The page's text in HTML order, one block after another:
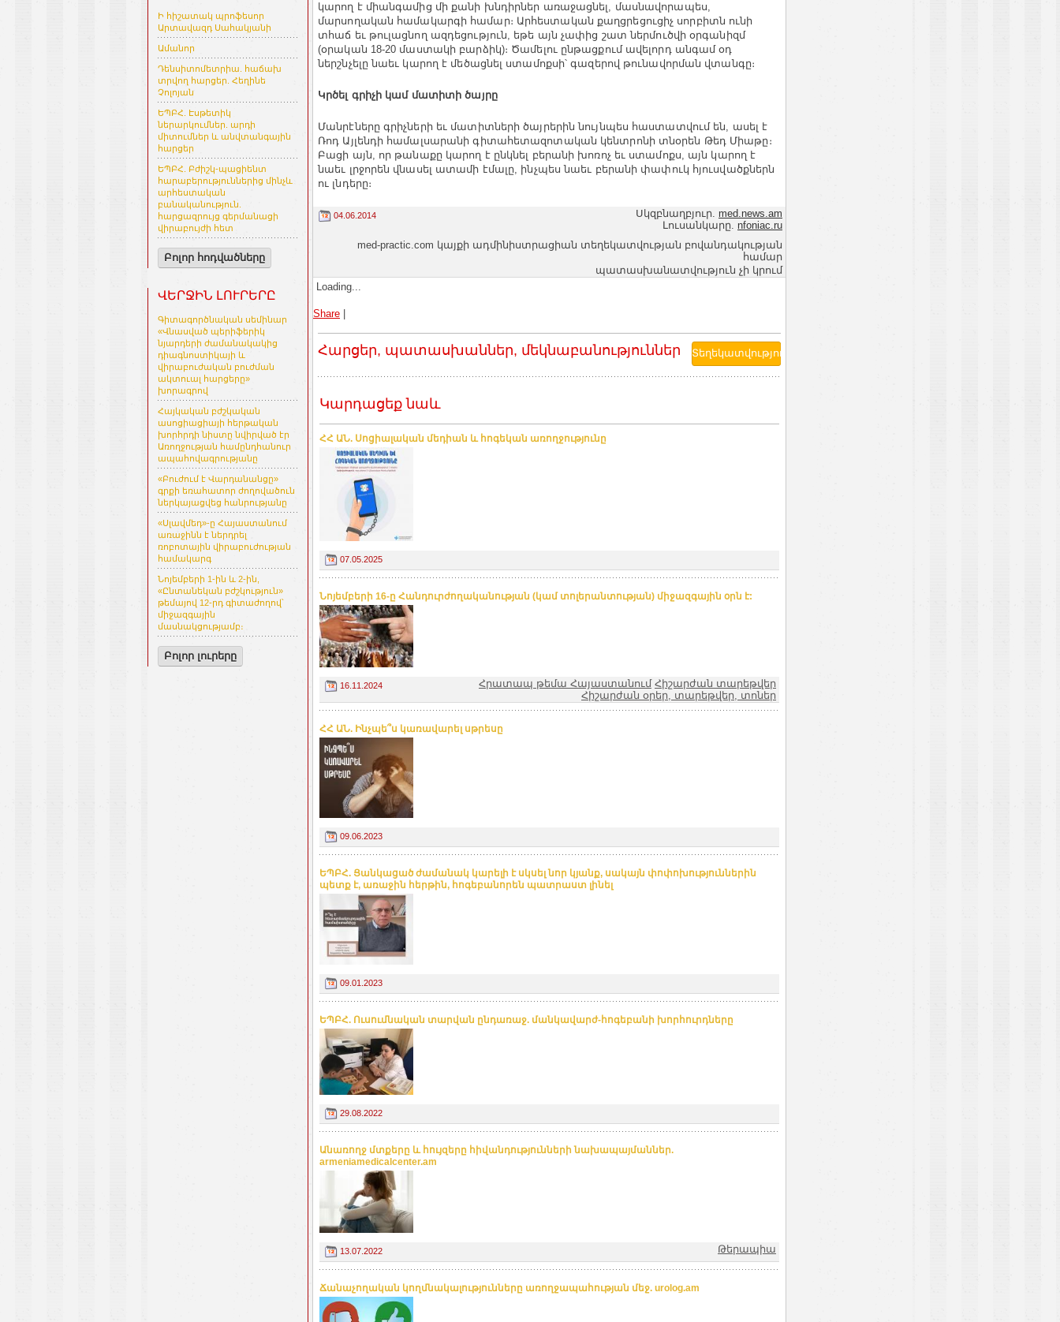
Ի հիշատակ պրոֆեսոր
Արտավազդ Սահակյանի
Ամանոր
Դենսիտոմետրիա. հաճախ
տրվող հարցեր. Հեղինե
Չոլոյան
ԵՊԲՀ. Էսթետիկ
ներարկումներ. արդի
միտումներ և անվտանգային
հարցեր
ԵՊԲՀ. Բժիշկ-պացիենտ
հարաբերություններից մինչև
արհեստական
բանականություն.
հարցազրույց գերմանացի
վիրաբույժի հետ
Բոլոր հոդվածները
ՎԵՐՋԻՆ ԼՈՒՐԵՐԸ
Գիտագործնական սեմինար
«Վնասված պերիֆերիկ
նյարդերի ժամանակակից
դիագնոստիկայի և
վիրաբուժական բուժման
ակտուալ հարցերը»
խորագրով
Հայկական բժշկական
ասոցիացիայի հերթական
խորհրդի նիստը նվիրված էր
Առողջության համընդհանուր
ապահովագրությանը
«Բուժում է Վարդանանցը»
գրքի եռահատոր ժողովածուն
ներկայացվեց հանրությանը
«Սլավմեդ»-ը Հայաստանում
առաջինն է ներդրել
ռոբոտային վիրաբուժության
համակարգ
Նոյեմբերի 1-ին և 2-ին,
«Ընտանեկան բժշկություն»
թեմայով 12-րդ գիտաժողով՝
միջազգային
մասնակցությամբ։
Բոլոր լուրերը
կարող է միանգամից մի քանի խնդիրներ առաջացնել, մասնավորապես,
մարսողական համակարգի համար։ Արհեստական քաղցրեցուցիչ սորբիտն ունի
տհաճ եւ թուլացնող ազդեցություն, եթե այն չափից շատ ներմուծվի օրգանիզմ
(օրական 18-20 մաստակի բարձիկ)։ Ծամելու ընթացքում ավելորդ անգամ օդ
ներշնչելը նաեւ կարող է մեծացնել ստամոքսի՝ գազերով թունավորման վտանգը։
Կրծել գրիչի կամ մատիտի ծայրը
Մանրէները գրիչների եւ մատիտների ծայրերին նույնպես հաստատվում են, ասել է
Ռոդ Այլենդի համալսարանի գիտահետազոտական կենտրոնի տնօրեն Թեդ Միաթը։
Բացի այն, որ թանաքը կարող է ընկնել բերանի խոռոչ եւ ստամոքս, այն կարող է
նաեւ լրջորեն վնասել ատամի էմալը, ինչպես նաեւ բերանի փափուկ հյուսվածքներն
ու լնդերը։
04.06.2014 Սկզբնաղբյուր. med.news.am
Լուսանկարը. nfoniac.ru
med-practic.com կայքի ադմինիստրացիան տեղեկատվության բովանդակության
համար
պատասխանատվություն չի կրում
Loading...
Share
Հարցեր, պատասխաններ, մեկնաբանություններ
Կարդացեք նաև
ՀՀ ԱՆ. Սոցիալական մեդիան և հոգեկան առողջությունը
07.05.2025
Նոյեմբերի 16-ը Հանդուրժողականության (կամ տոլերանտության) միջազգային օրն է:
16.11.2024 Հրատապ թեմա Հայաստանում Հիշարժան տարեթվեր
Հիշարժան օրեր, տարեթվեր, տոներ
ՀՀ ԱՆ. Ինչպե՞ս կառավարել սթրեսը
09.06.2023
ԵՊԲՀ. Ցանկացած ժամանակ կարելի է սկսել նոր կյանք, սակայն փոփոխություններին
պետք է, առաջին հերթին, հոգեբանորեն պատրաստ լինել
09.01.2023
ԵՊԲՀ. Ուսումնական տարվան ընդառաջ. մանկավարժ-հոգեբանի խորհուրդները
29.08.2022
Անառողջ մտքերը և հույզերը հիվանդությունների նախապայմաններ.
armeniamedicalcenter.am
13.07.2022 Թերապիա
Ճանաչողական կողմնակալությունները առողջապահության մեջ. urolog.am